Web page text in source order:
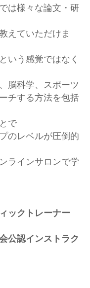
は様々な論文・研
えていただけま
いう感覚ではなく
脳科学、スポーツ
チする方法を包括
で
のレベルが圧倒的
ラインサロンで学
ックトレーナー
公認インストラク